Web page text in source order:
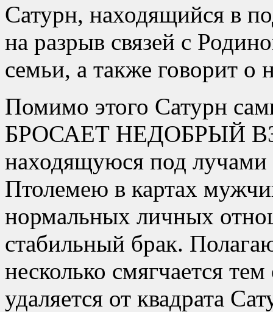
Сатурн, находящийся в
на разрыв связей с
семьи, а также
Помимо этого Сатурн
БРОСАЕТ НЕДОБРЫЙ
находящуюся под лучами
Птолемею в картах
нормальных личных
стабильный брак.
несколько смягчается
удаляется от квадрата